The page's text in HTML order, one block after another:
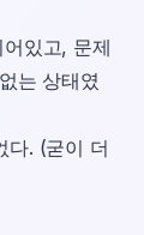
있고, 문제
는 상태였
다. (굳이 더